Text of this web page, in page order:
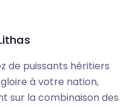
de puissants héritiers
à votre nation,
sur la combinaison des